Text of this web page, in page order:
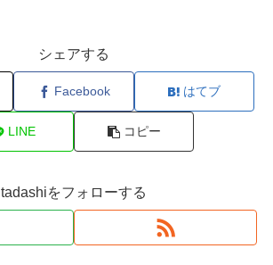
シェアする
Facebook はてブ
LINE コピー
tadashiをフォローする